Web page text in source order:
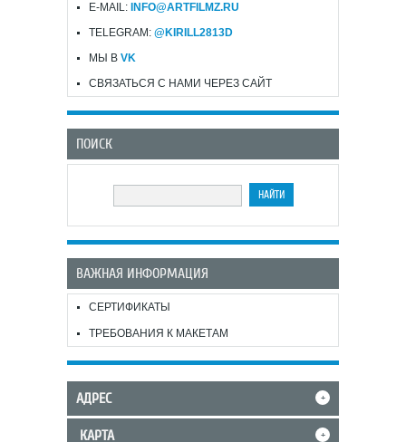
E-MAIL: INFO@ARTFILMZ.RU
TELEGRAM: @KIRILL2813D
МЫ В VK
СВЯЗАТЬСЯ С НАМИ ЧЕРЕЗ САЙТ
ПОИСК
ВАЖНАЯ ИНФОРМАЦИЯ
СЕРТИФИКАТЫ
ТРЕБОВАНИЯ К МАКЕТАМ
АДРЕС +
КАРТА +